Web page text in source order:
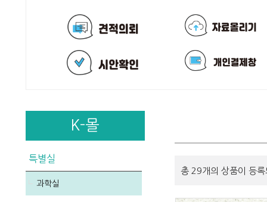
K-몰
특별실
과학실
총 29개의 상품이 등